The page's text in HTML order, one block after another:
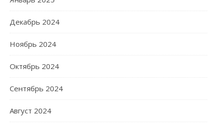
Декабрь 2024
Ноябрь 2024
Октябрь 2024
Сентябрь 2024
Август 2024